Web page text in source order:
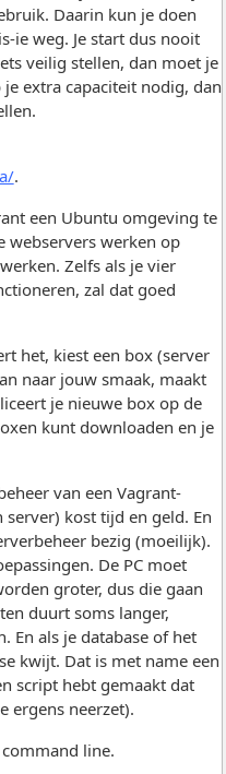
Daarin kun je doen
ie weg. Je start dus nooit
veilig stellen, dan moet je
extra capaciteit nodig, dan
.
een Ubuntu omgeving te
webservers werken op
Zelfs als je vier
zal dat goed
het, kiest een box (server
naar jouw smaak, maakt
je nieuwe box op de
kunt downloaden en je
van een Vagrant-
kost tijd en geld. En
bezig (moeilijk).
De PC moet
groter, dus die gaan
duurt soms langer,
En als je database of het
kwijt. Dat is met name een
script hebt gemaakt dat
ergens neerzet).
line.